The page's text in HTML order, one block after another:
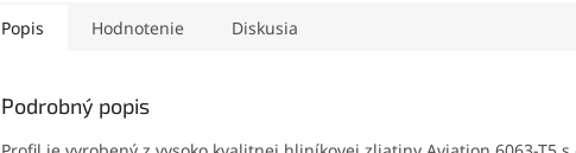
Popis Hodnotenie Diskusia
Podrobný popis